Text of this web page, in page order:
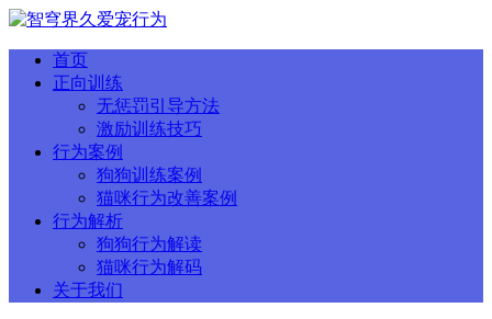
首页
正向训练
无惩罚引导方法
激励训练技巧
行为案例
狗狗训练案例
猫咪行为改善案例
行为解析
狗狗行为解读
猫咪行为解码
关于我们